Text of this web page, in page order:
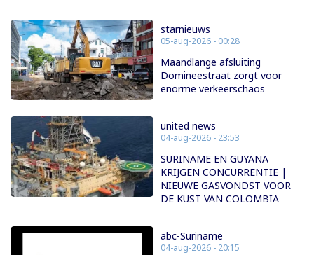
starnieuws
05-aug-2026 - 00:28
Maandlange afsluiting
Domineestraat zorgt voor
enorme verkeerschaos
united news
04-aug-2026 - 23:53
SURINAME EN GUYANA
KRIJGEN CONCURRENTIE |
NIEUWE GASVONDST VOOR
DE KUST VAN COLOMBIA
abc-Suriname
04-aug-2026 - 20:15